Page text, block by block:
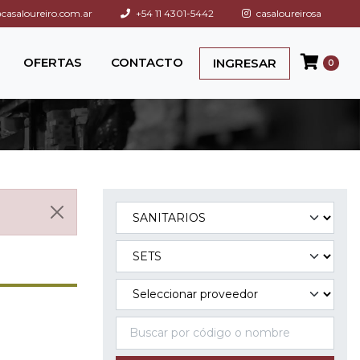
+54 11 4301-5442 casaloureirosa
OFERTAS CONTACTO INGRESAR 0